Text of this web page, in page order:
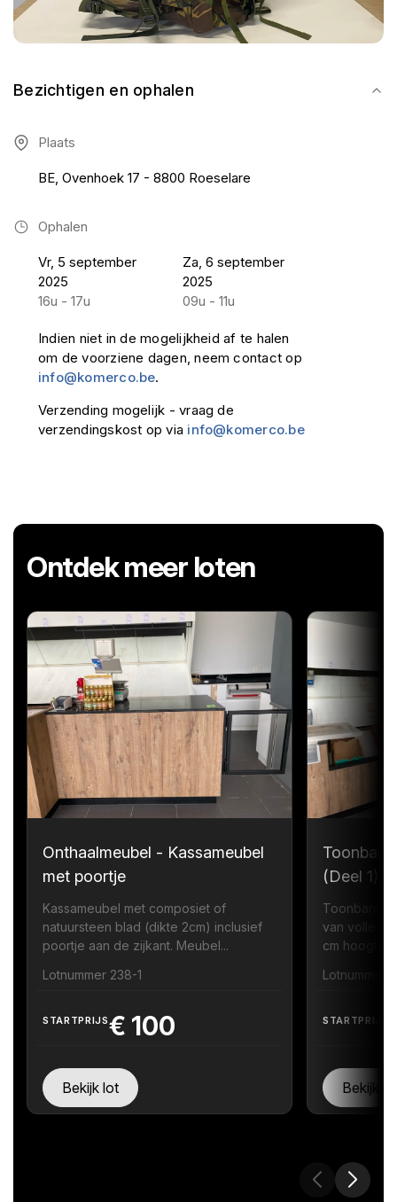
Bezichtigen en ophalen
Plaats
BE, Ovenhoek 17 - 8800 Roeselare
Ophalen
Vr, 5 september
2025
16u - 17u
Za, 6 september
2025
09u - 11u
Indien niet in de mogelijkheid af te halen
om de voorziene dagen, neem contact op
info@komerco.be.
Verzending mogelijk - vraag de
verzendingskost op via info@komerco.be
Ontdek meer loten
Onthaalmeubel - Kassameubel
met poortje
Kassameubel met composiet of
natuursteen blad (dikte 2cm) inclusief
poortje aan de zijkant. Meubel...
Lotnummer 238-1
STARTPRIJS€ 100
Bekijk lot
(Deel 1)
Toonbank
van
cm hoogte
Lotnummer
STARTPRIJS
Bekijk